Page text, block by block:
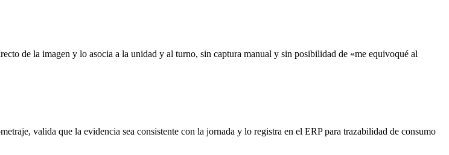
de la imagen y lo asocia a la unidad y al turno, sin captura manual y sin posibilidad de «me equivoqué al
valida que la evidencia sea consistente con la jornada y lo registra en el ERP para trazabilidad de consumo